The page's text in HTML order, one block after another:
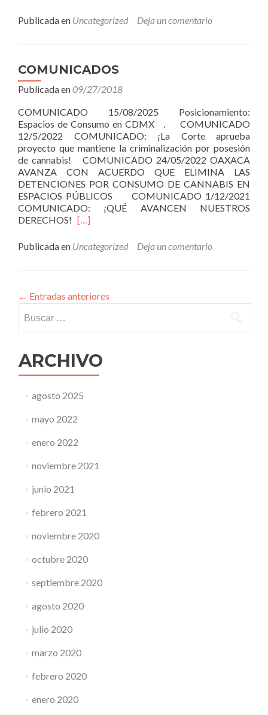
Publicada en Uncategorized Deja un comentario
COMUNICADOS
Publicada en09/27/2018
COMUNICADO 15/08/2025 Posicionamiento:
Espacios de Consumo en CDMX . COMUNICADO
12/5/2022 COMUNICADO: ¡La Corte aprueba
proyecto que mantiene la criminalización por posesión
de cannabis! COMUNICADO 24/05/2022 OAXACA
AVANZA CON ACUERDO QUE ELIMINA LAS
DETENCIONES POR CONSUMO DE CANNABIS EN
ESPACIOS PÚBLICOS COMUNICADO 1/12/2021
COMUNICADO: ¡QUÉ AVANCEN NUESTROS
DERECHOS! Leer
[…]
Publicada en Uncategorized Deja un comentario
← Entradas anteriores
ARCHIVO
agosto 2025
mayo 2022
enero 2022
noviembre 2021
junio 2021
febrero 2021
noviembre 2020
octubre 2020
septiembre 2020
agosto 2020
julio 2020
marzo 2020
febrero 2020
enero 2020